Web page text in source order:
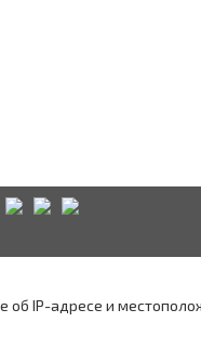
об IP-адресе и